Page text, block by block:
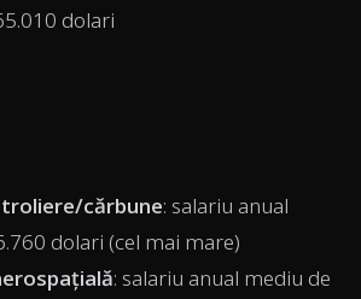
dolari
cărbune: salariu anual
dolari (cel mai mare)
: salariu anual mediu de